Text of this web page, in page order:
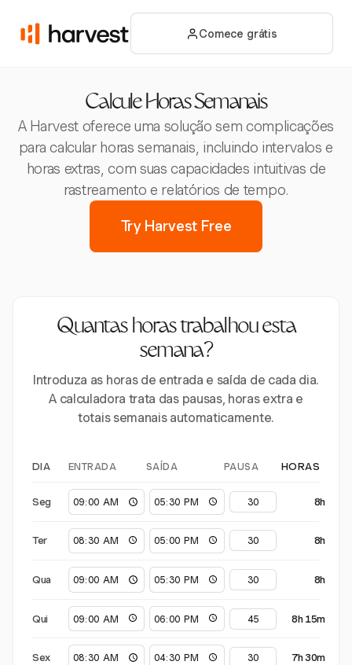
Comece grátis
Calcule Horas Semanais
A Harvest oferece uma solução sem complicações
para calcular horas semanais, incluindo intervalos e
horas extras, com suas capacidades intuitivas de
rastreamento e relatórios de tempo.
Try Harvest Free
Quantas horas trabalhou esta
semana?
Introduza as horas de entrada e saída de cada dia.
A calculadora trata das pausas, horas extra e
totais semanais automaticamente.
DIA ENTRADA SAÍDA PAUSA HORAS
Seg 8h
Ter 8h
Qua 8h
Qui 8h 15m
Sex 7h 30m